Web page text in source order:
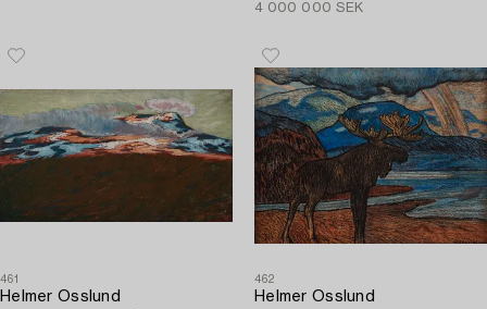
4 000 000 SEK
461
Helmer Osslund
462
Helmer Osslund